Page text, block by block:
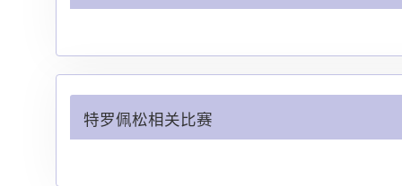
特罗佩松相关比赛